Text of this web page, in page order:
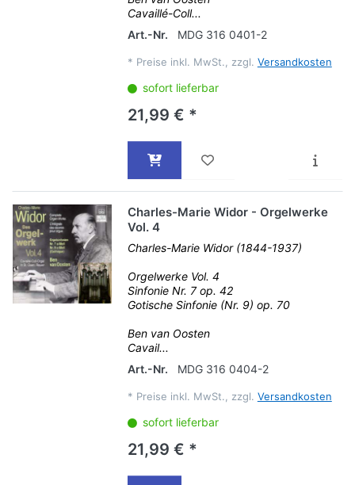
Cavaillé-Coll...
Art.-Nr.
MDG 316 0401-2
* Preise inkl. MwSt., zzgl. Versandkosten
sofort lieferbar
21,99 € *
Charles-Marie Widor - Orgelwerke
Vol. 4
Charles-Marie Widor (1844-1937)
Orgelwerke Vol. 4
Sinfonie Nr. 7 op. 42
Gotische Sinfonie (Nr. 9) op. 70
Ben van Oosten
Cavail...
Art.-Nr.
MDG 316 0404-2
* Preise inkl. MwSt., zzgl. Versandkosten
sofort lieferbar
21,99 € *